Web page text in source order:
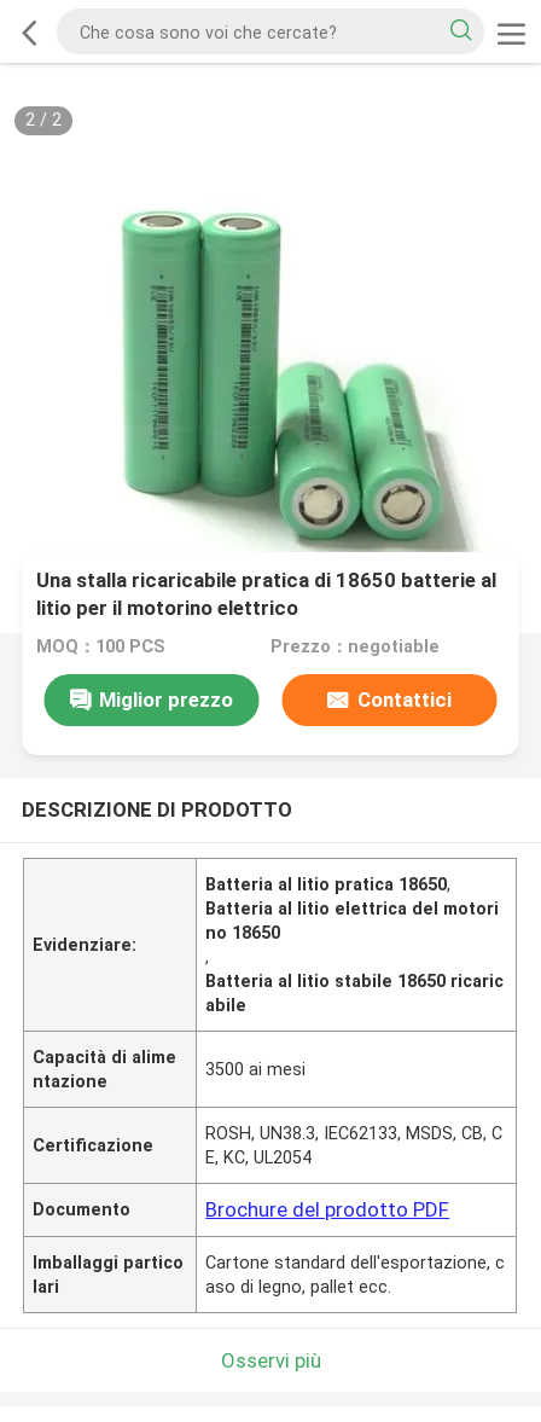
2/ 2
Una stalla ricaricabile pratica di 18650 batterie al
litio per il motorino elettrico
MOQ：100 PCS Prezzo：negotiable
Miglior prezzo Contattici
DESCRIZIONE DI PRODOTTO
Evidenziare:
Batteria al litio pratica 18650,
Batteria al litio elettrica del motori
no 18650
,
Batteria al litio stabile 18650 ricaric
abile
Capacità di alime
ntazione
3500 ai mesi
Certificazione
ROSH, UN38.3, IEC62133, MSDS, CB, C
E, KC, UL2054
Documento Brochure del prodotto PDF
Imballaggi partico
lari
Cartone standard dell'esportazione, c
aso di legno, pallet ecc.
Osservi più